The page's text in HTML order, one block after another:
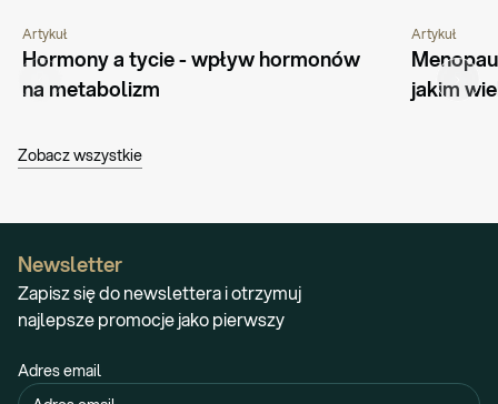
CHOROBY I SCHORZENIA
Artykuł
Hormony a tycie - wpływ hormonów
na metabolizm
Artykuł
jakim
Zobacz wszystkie
Newsletter
Zapisz się do newslettera i otrzymuj
najlepsze promocje jako pierwszy
Adres email